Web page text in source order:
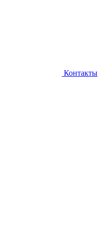
Контакты